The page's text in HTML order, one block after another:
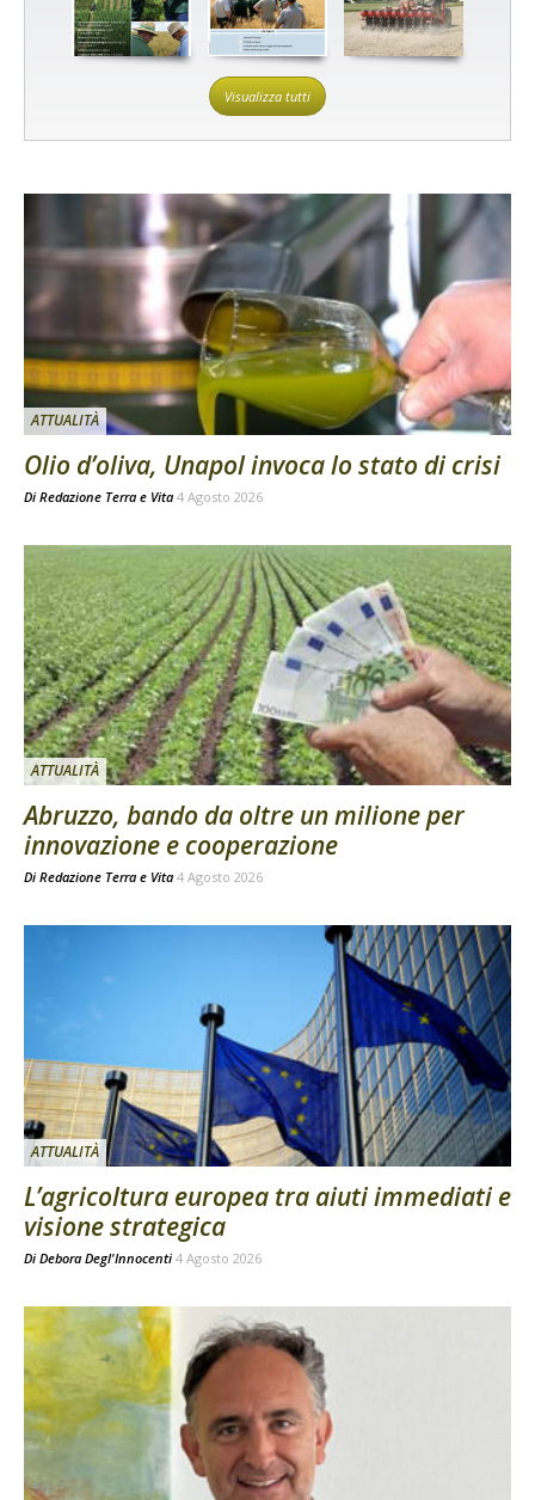
Visualizza tutti
ATTUALITÀ
Olio d’oliva, Unapol invoca lo stato di crisi
Di Redazione Terra e Vita 4 Agosto 2026
ATTUALITÀ
Abruzzo, bando da oltre un milione per
innovazione e cooperazione
Di Redazione Terra e Vita 4 Agosto 2026
ATTUALITÀ
L’agricoltura europea tra aiuti immediati e
visione strategica
Di Debora Degl'Innocenti 4 Agosto 2026